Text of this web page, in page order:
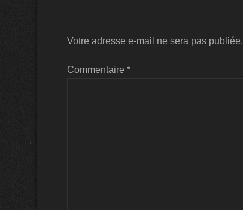
Votre adresse e-mail ne sera pas publiée.
Commentaire *